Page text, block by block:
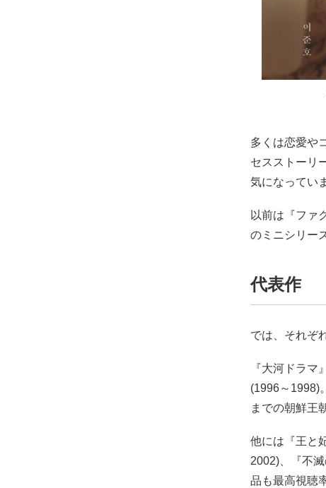
多くは恋愛や
セスストーリ
気になってい
以前は『ファ
のミニシリー
代表作
では、それぞ
『大河ドラマ
(1996～1998)
までの朝鮮王
他には『王と
2002)、『不
品も最高視聴